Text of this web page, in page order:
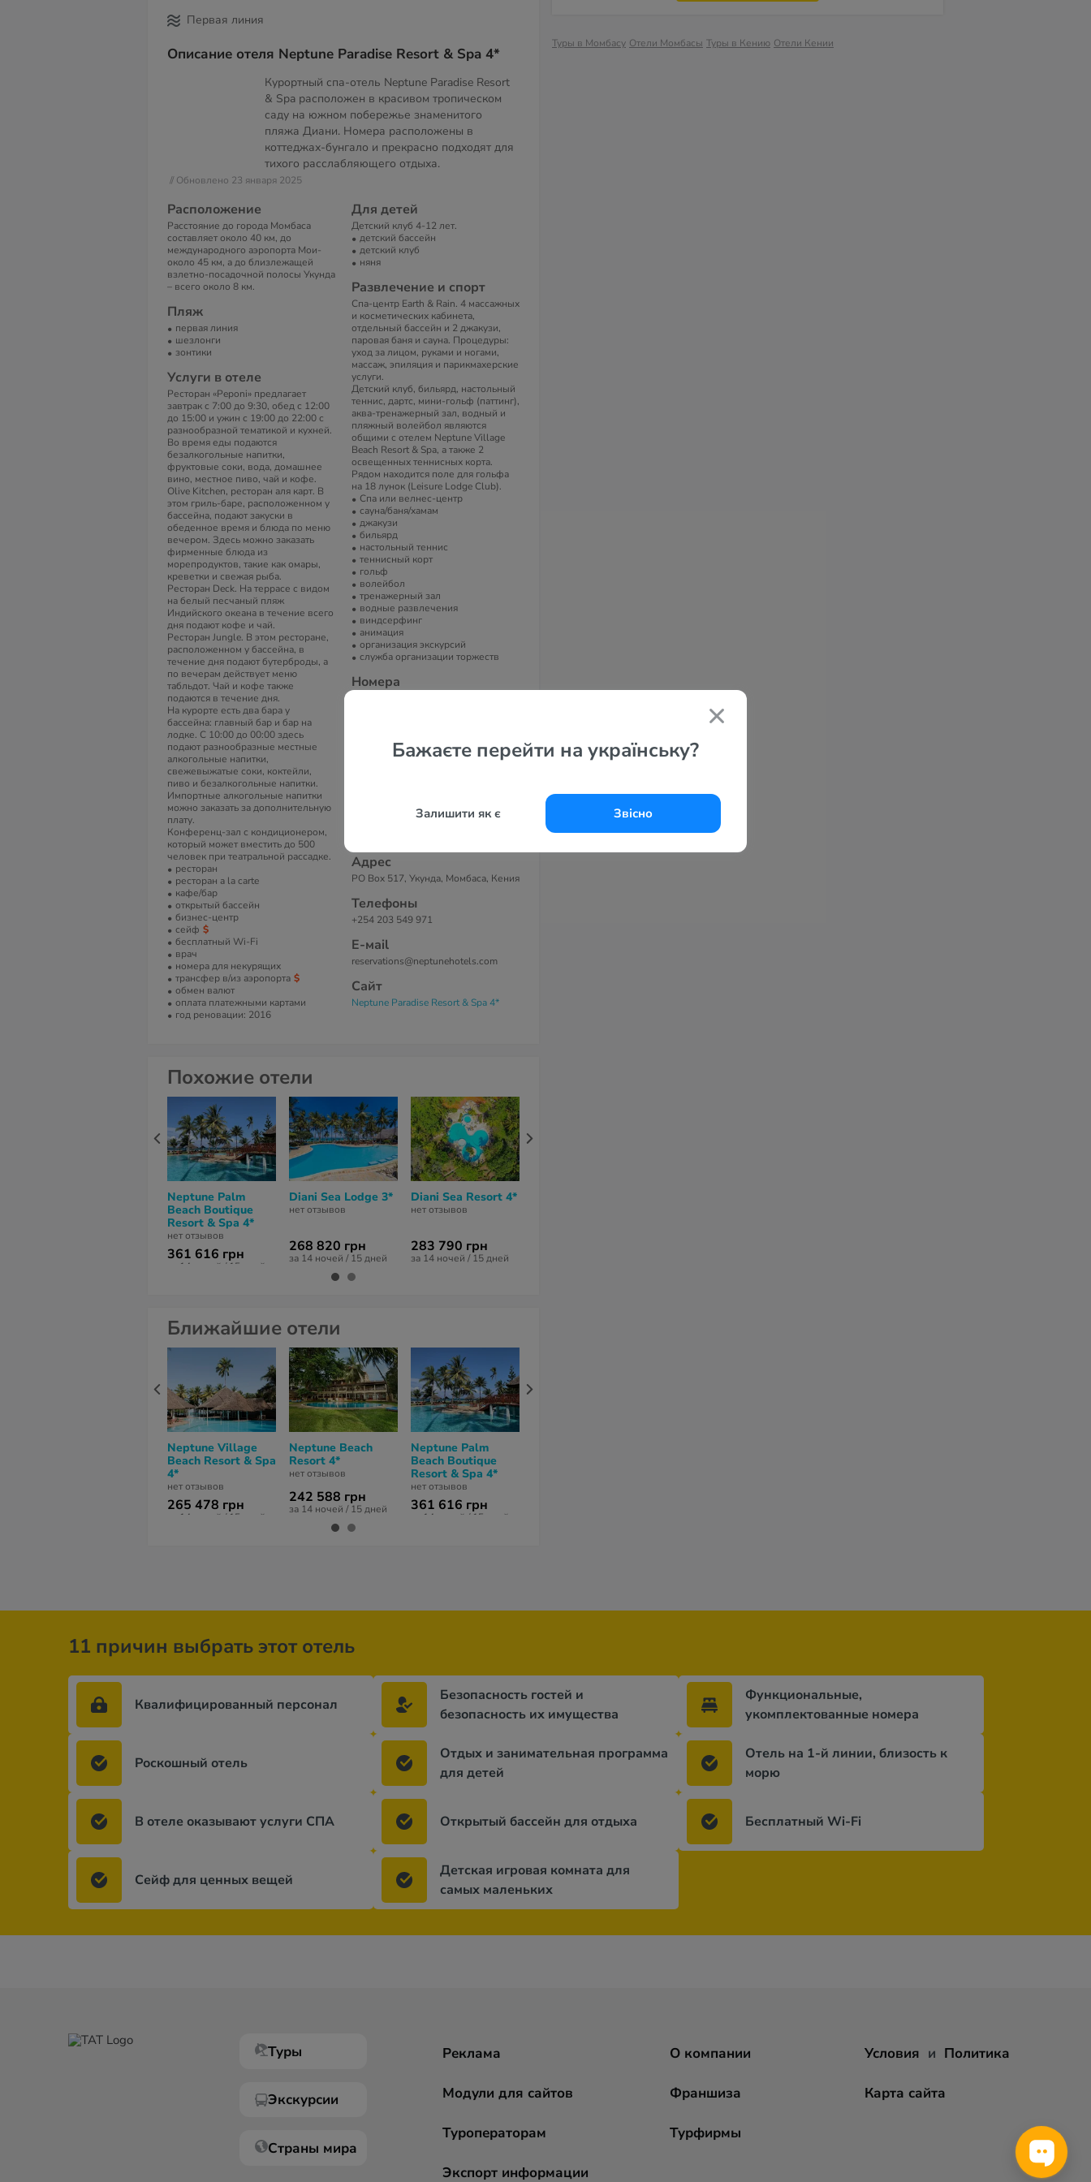
Бажаєте перейти на українську?
Залишити як є Звісно
Первая линия
Описание отеля Neptune Paradise Resort & Spa 4*
Курортный спа-отель Neptune Paradise Resort
& Spa расположен в красивом тропическом
саду на южном побережье знаменитого
пляжа Диани. Номера расположены в
коттеджах-бунгало и прекрасно подходят для
тихого расслабляющего отдыха.
// Обновлено 23 января 2025
Расположение
Расстояние до города Момбаса
составляет около 40 км, до
международного аэропорта Мои-
около 45 км, а до близлежащей
взлетно-посадочной полосы Укунда
– всего около 8 км.
Пляж
первая линия
шезлонги
зонтики
Услуги в отеле
Ресторан «Peponi» предлагает
завтрак с 7:00 до 9:30, обед с 12:00
до 15:00 и ужин с 19:00 до 22:00 с
разнообразной тематикой и кухней.
Во время еды подаются
безалкогольные напитки,
фруктовые соки, вода, домашнее
вино, местное пиво, чай и кофе.
Olive Kitchen, ресторан аля карт. В
этом гриль-баре, расположенном у
бассейна, подают закуски в
обеденное время и блюда по меню
вечером. Здесь можно заказать
фирменные блюда из
морепродуктов, такие как омары,
креветки и свежая рыба.
Ресторан Deck. На террасе с видом
на белый песчаный пляж
Индийского океана в течение всего
дня подают кофе и чай.
Ресторан Jungle. В этом ресторане,
расположенном у бассейна, в
течение дня подают бутерброды, а
по вечерам действует меню
табльдот. Чай и кофе также
подаются в течение дня.
На курорте есть два бара у
бассейна: главный бар и бар на
лодке. С 10:00 до 00:00 здесь
подают разнообразные местные
алкогольные напитки,
свежевыжатые соки, коктейли,
пиво и безалкогольные напитки.
Импортные алкогольные напитки
можно заказать за дополнительную
плату.
Конференц-зал с кондиционером,
который может вместить до 500
человек при театральной рассадке.
ресторан
ресторан a la carte
кафе/бар
открытый бассейн
бизнес-центр
сейф
бесплатный Wi-Fi
врач
номера для некурящих
трансфер в/из аэропорта
обмен валют
оплата платежными картами
год реновации: 2016
Для детей
Детский клуб 4-12 лет.
детский бассейн
детский клуб
няня
Развлечение и спорт
Спа-центр Earth & Rain. 4 массажных
и косметических кабинета,
отдельный бассейн и 2 джакузи,
паровая баня и сауна. Процедуры:
уход за лицом, руками и ногами,
массаж, эпиляция и парикмахерские
услуги.
Детский клуб, бильярд, настольный
теннис, дартс, мини-гольф (паттинг),
аква-тренажерный зал, водный и
пляжный волейбол являются
общими с отелем Neptune Village
Beach Resort & Spa, а также 2
освещенных теннисных корта.
Рядом находится поле для гольфа
на 18 лунок (Leisure Lodge Club).
Спа или велнес-центр
сауна/баня/хамам
джакузи
бильярд
настольный теннис
теннисный корт
гольф
волейбол
тренажерный зал
водные развлечения
виндсерфинг
анимация
организация экскурсий
служба организации торжеств
Номера
В номерах
Кондиционер и москитная сетка.
мини-сейф и кофеварка/чайник.
Адрес
PO Box 517, Укунда, Момбаса, Кения
Телефоны
+254 203 549 971
Е-маil
reservations@neptunehotels.com
Сайт
Neptune Paradise Resort & Spa 4*
Туры в Момбасу Отели Момбасы Туры в Кению Отели Кении
Похожие отели
Neptune Palm
Beach Boutique
Resort & Spa 4*
нет отзывов
361 616 грн
за 14 ночей / 15 дней
Diani Sea Lodge 3*
нет отзывов
268 820 грн
за 14 ночей / 15 дней
Diani Sea Resort 4*
нет отзывов
283 790 грн
за 14 ночей / 15 дней
Ближайшие отели
Neptune Village
Beach Resort & Spa
4*
нет отзывов
265 478 грн
за 14 ночей / 15 дней
Neptune Beach
Resort 4*
нет отзывов
242 588 грн
за 14 ночей / 15 дней
Neptune Palm
Beach Boutique
Resort & Spa 4*
нет отзывов
361 616 грн
за 14 ночей / 15 дней
11 причин выбрать этот отель
Квалифицированный персонал
Безопасность гостей и
безопасность их имущества
Функциональные,
укомплектованные номера
Роскошный отель
Отдых и занимательная программа
для детей
Отель на 1-й линии, близость к
морю
В отеле оказывают услуги СПА Открытый бассейн для отдыха Бесплатный Wi-Fi
Сейф для ценных вещей
Детская игровая комната для
самых маленьких
Туры
Экскурсии
Страны мира
Реклама
Модули для сайтов
Туроператорам
Экспорт информации
О компании
Франшиза
Турфирмы
Условия и Политика
Карта сайта